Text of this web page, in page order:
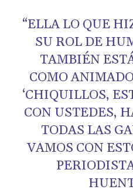
“ELLA LO QUE
SU ROL DE
TAMBIÉN
COMO
‘CHIQUILLOS,
CON USTEDES,
TODAS LAS
VAMOS CON